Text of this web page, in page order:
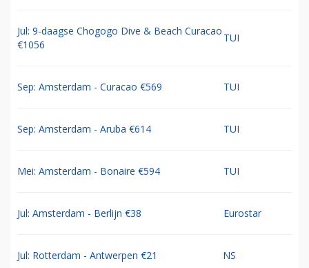
Jul: 9-daagse Chogogo Dive & Beach Curacao
€1056
TUI
Sep: Amsterdam - Curacao €569 TUI
Sep: Amsterdam - Aruba €614 TUI
Mei: Amsterdam - Bonaire €594 TUI
Jul: Amsterdam - Berlijn €38 Eurostar
Jul: Rotterdam - Antwerpen €21 NS